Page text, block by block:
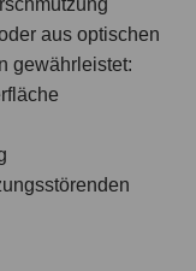
aus optischen
gewährleistet: